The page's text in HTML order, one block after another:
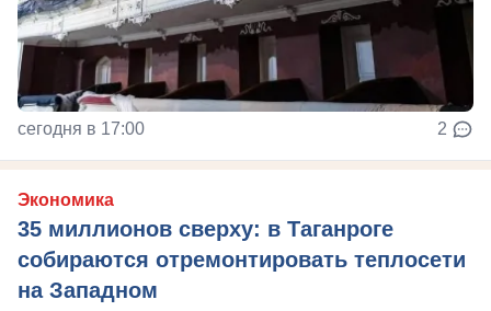
сегодня в 17:00 2
Экономика
35 миллионов сверху: в Таганроге
собираются отремонтировать теплосети
на Западном